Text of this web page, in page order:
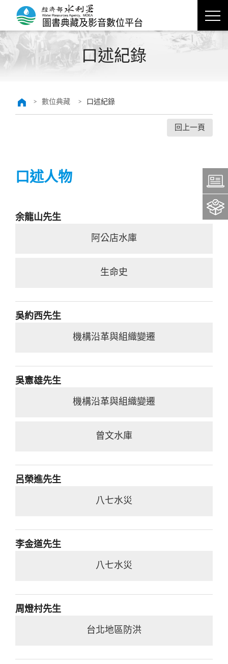
圖書典藏及影音數位平台
口述紀錄
數位典藏 口述紀錄
回上一頁
口述人物
余龍山先生
阿公店水庫
生命史
吳約西先生
機構沿革與組織變遷
吳憲雄先生
機構沿革與組織變遷
曾文水庫
呂榮進先生
八七水災
李金道先生
八七水災
周燈村先生
台北地區防洪